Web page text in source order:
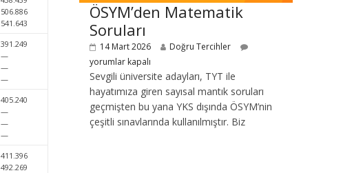
506.886
541.643
391.249
—
—
—
405.240
—
—
—
411.396
492.269
ÖSYM’den Matematik
Soruları
14 Mart 2026
Doğru Tercihler
yorumlar kapalı
Sevgili üniversite adayları, TYT ile
hayatımıza giren sayısal mantık soruları
geçmişten bu yana YKS dışında ÖSYM’nin
çeşitli sınavlarında kullanılmıştır. Biz